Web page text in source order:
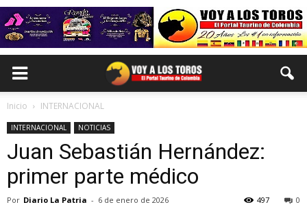
Inicio INTERNACIONAL
INTERNACIONAL NOTICIAS
Juan Sebastián Hernández:
primer parte médico
Por Diario La Patria - 6 de enero de 2026 0
497